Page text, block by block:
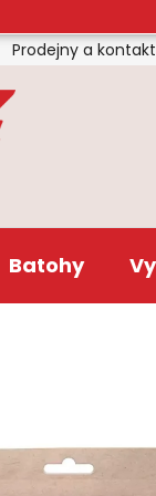
Prodejny a
Batohy